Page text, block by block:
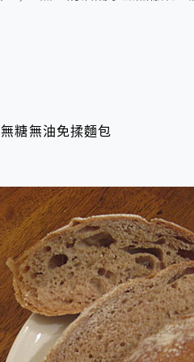
無糖無油免揉麵包